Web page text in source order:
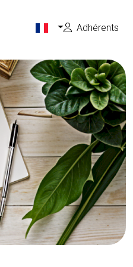
Adhérents